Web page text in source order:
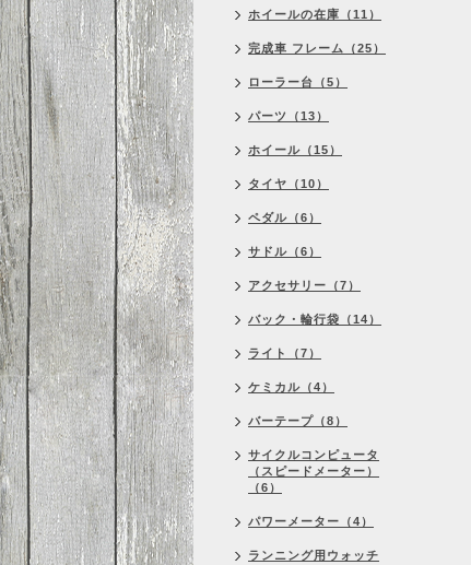
ホイールの在庫（11）
完成車 フレーム（25）
ローラー台（5）
パーツ（13）
ホイール（15）
タイヤ（10）
ペダル（6）
サドル（6）
アクセサリー（7）
バック・輪行袋（14）
ライト（7）
ケミカル（4）
バーテープ（8）
サイクルコンピュータ
（スピードメーター）
（6）
パワーメーター（4）
ランニング用ウォッチ